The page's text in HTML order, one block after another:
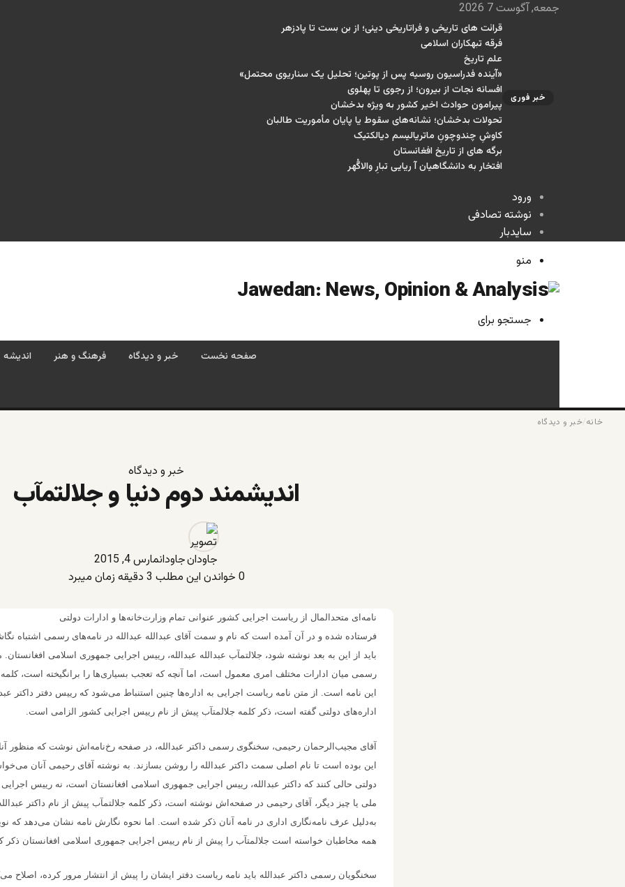
جمعه, آگوست 7 2026
خبر فوری
قرائت های تاریخی و فراتاریخی دینی؛ از بن بست تا پادزهر
فرقه تبهکاران اسلامی
علم تاریخ
«آینده فدراسیون روسیه پس از پوتین؛ تحلیل یک سناریوی محتمل»
افسانه نجات از بیرون؛ از رجوی تا پهلوی
پیرامون حوادث اخیر کشور به ویژه بدخشان
تحولات بدخشان؛ نشانه‌های سقوط یا پایان مأموریت طالبان
کاوشِ چندو‌چونِ ماتریالیسم دیالکتیک
برگه های از تاریخ افغانستان
افتخار به دانشگاهیان آ ریایی تبارِ والاگُهر
ورود
نوشته تصادفی
سایدبار
منو
جستجو برای
صفحه نخست خبر و دیدگاه فرهنگ و هنر اندیشه
خانه /خبر و دیدگاه
خبر و دیدگاه
اندیشمند دوم دنیا و جلالتمآب
جاودانمارس 4, 2015
0 خواندن این مطلب 3 دقیقه زمان میبرد
نامه‌ای متحدالمال از ریاست اجرایی کشور عنوانی تمام وزارت‌خانه‌ها و ادارات دولتی
فرستاده شده و در آن آمده است که نام و سمت آقای عبدالله عبدالله در نامه‌های رسمی اشتباه
باید از این به بعد نوشته شود، جلالتمآب عبدالله عبدالله، رییس اجرایی جمهوری اسلامی افغانستان.
رسمی میان ادارات مختلف امری معمول است، اما آنچه که تعجب بسیاری‌ها را برانگیخته است، کلمه
این نامه است. از متن نامه ریاست اجرایی به اداره‌ها چنین استنباط می‌شود که رییس دفتر داکتر
اداره‌های دولتی گفته است، ذکر کلمه جلالمتآب پیش از نام رییس اجرایی کشور الزامی است.
آقای مجیب‌الرحمان رحیمی، سخنگوی رسمی داکتر عبدالله، در صفحه رخ‌نامه‌اش نوشت که منظور
این بوده است تا نام اصلی سمت داکتر عبدالله را روشن بسازند. به نوشته آقای رحیمی آنان
دولتی حالی کنند که داکتر عبدالله، رییس اجرایی جمهوری اسلامی افغانستان است، نه رییس
ملی یا چیز دیگر، آقای رحیمی در صفحه‌اش نوشته است، ذکر کلمه جلالتمآب پیش از نام داکتر
به‌دلیل عرف نامه‌نگاری اداری در نامه آنان ذکر شده است. اما نحوه نگارش نامه نشان می‌دهد که
همه مخاطبان خواسته است جلالمتآب را پیش از نام رییس اجرایی جمهوری اسلامی افغانستان ذکر
سخنگویان رسمی داکتر عبدالله باید نامه ریاست دفتر ایشان را پیش از انتشار مرور کرده، اصلاح